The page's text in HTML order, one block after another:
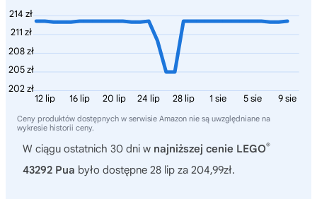
214 zł
211 zł
208 zł
205 zł
202 zł
9 sie
5 sie
1 sie
28 lip
24 lip
20 lip
16 lip
12 lip
Ceny produktów dostępnych w serwisie Amazon nie są uwzględniane na
wykresie historii ceny.
W ciągu ostatnich 30 dni w najniższej cenie LEGO®
43292 Pua było dostępne 28 lip za 204,99zł.